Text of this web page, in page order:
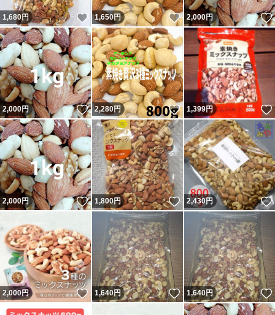
1,680円 いいね！
1,650円 いいね！
2,000円
2,000円 いいね！
2,280円 いいね！
1,399円
2,000円 いいね！
1,800円 いいね！
2,430円
2,000円 いいね！
1,640円 いいね！
1,640円